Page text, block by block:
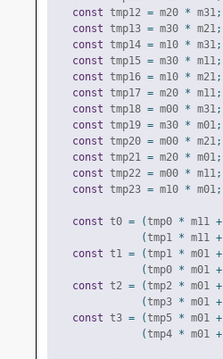
const tmp12 = m20 * m31;
const tmp13 = m30 * m21;
const tmp14 = m10 * m31;
const tmp15 = m30 * m11;
const tmp16 = m10 * m21;
const tmp17 = m20 * m11;
const tmp18 = m00 * m31;
const tmp19 = m30 * m01;
const tmp20 = m00 * m21;
const tmp21 = m20 * m01;
const tmp22 = m00 * m11;
const tmp23 = m10 * m01;
const t0 = (tmp0 * m11 +
(tmp1 * m11 +
const t1 = (tmp1 * m01 +
(tmp0 * m01 +
const t2 = (tmp2 * m01 +
(tmp3 * m01 +
const t3 = (tmp5 * m01 +
(tmp4 * m01 +